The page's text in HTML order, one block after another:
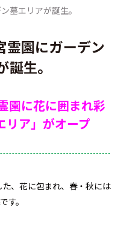
墓エリアが誕生。
園にガーデン
生。
園に花に囲まれ彩
リア」がオープ
、花に包まれ、春・秋には
す。